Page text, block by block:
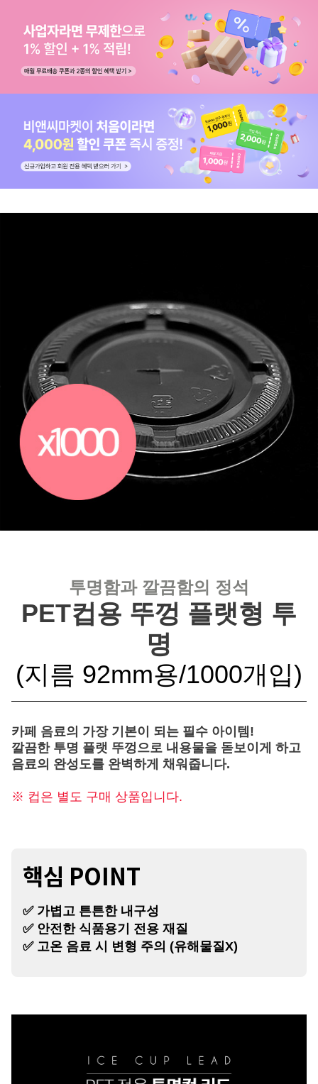
투명함과 깔끔함의 정석
PET컵용 뚜껑 플랫형 투
명
(지름 92mm용/1000개입)
카페 음료의 가장 기본이 되는 필수 아이템!
깔끔한 투명 플랫 뚜껑으로 내용물을 돋보이게 하고
음료의 완성도를 완벽하게 채워줍니다.
※ 컵은 별도 구매 상품입니다.
핵심 POINT
✅ 가볍고 튼튼한 내구성
✅ 안전한 식품용기 전용 재질
✅ 고온 음료 시 변형 주의 (유해물질X)